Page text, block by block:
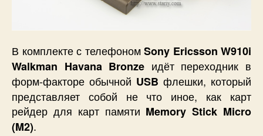
В комплекте с телефономSony Ericsson W910i
Walkman Havana Bronze идёт переходник в
форм-факторе обычной USB флешки, который
представляет собой не что иное, как карт
рейдер для карт памяти Memory Stick Micro
(M2).